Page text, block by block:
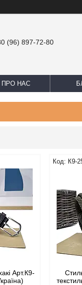
(96) 897-72-80
ПРО НАС
Арт.К9-
К9-